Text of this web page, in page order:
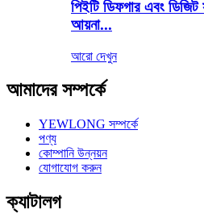
পিইটি ডিফগার এবং
আয়না...
আরো দেখুন
আমাদের সম্পর্কে
YEWLONG সম্পর্কে
পণ্য
কোম্পানি উন্নয়ন
যোগাযোগ করুন
ক্যাটালগ